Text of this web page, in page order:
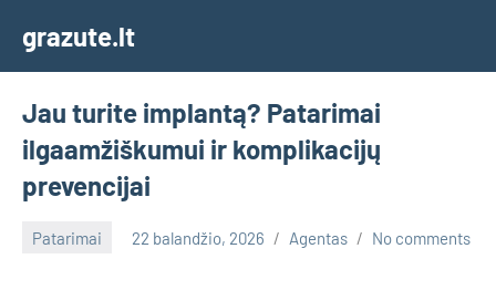
content
grazute.lt
Jau turite implantą? Patarimai
ilgaamžiškumui ir komplikacijų
prevencijai
Patarimai 22 balandžio, 2026 Agentas No comments